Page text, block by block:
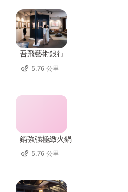
吾飛藝術銀行
5.76 公里
鍋強強極緻火鍋
5.76 公里